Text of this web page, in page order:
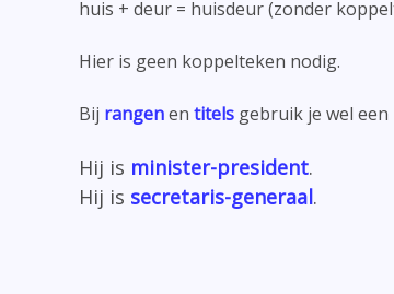
huis + deur = huisdeur (zonder
Hier is geen koppelteken nodig.
Bij rangenen titels gebruik je wel
Hij is minister-president.
Hij is secretaris-generaal.